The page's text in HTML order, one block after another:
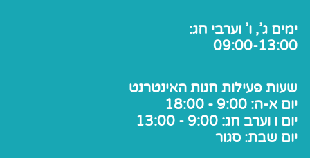
ימים ג', ו' וערבי חג:
09:00-13:00
שעות פעילות חנות האינטרנט
יום א-ה: 9:00 - 18:00
יום ו וערב חג: 9:00 - 13:00
יום שבת: סגור